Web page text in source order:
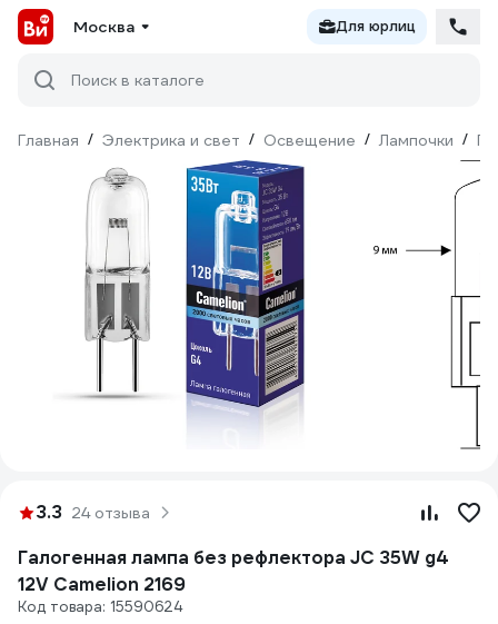
Москва Для юрлиц
Поиск в каталоге
Главная / Электрика и свет / Освещение / Лампочки /
3.3 24 отзыва
Галогенная лампа без рефлектора JC 35W g4
12V Camelion 2169
Код товара: 15590624